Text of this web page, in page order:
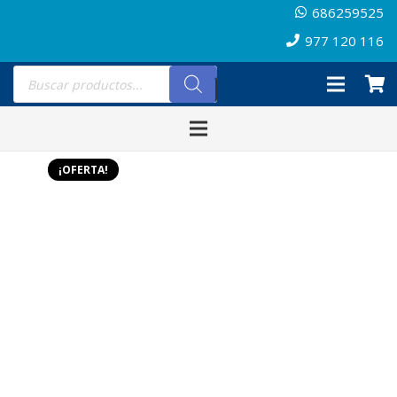
686259525
977 120 116
Búsqueda
productos
¡OFERTA!